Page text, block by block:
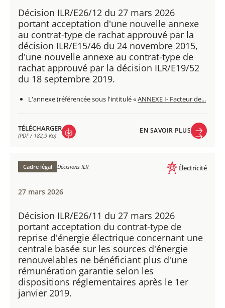
Décision ILR/E26/12 du 27 mars 2026
portant acceptation d'une nouvelle annexe
au contrat-type de rachat approuvé par la
décision ILR/E15/46 du 24 novembre 2015,
d'une nouvelle annexe au contrat-type de
rachat approuvé par la décision ILR/E19/52
du 18 septembre 2019.
L'annexe (référencée sous l'intitulé «ANNEXE I- Facteur de...
TÉLÉCHARGER
(PDF / 182,9 Ko)
(PDF / 182,9 Ko)
EN SAVOIR PLUS
Cadre légal Décisions ILR Électricité
27 mars 2026
Décision ILR/E26/11 du 27 mars 2026
portant acceptation du contrat-type de
reprise d'énergie électrique concernant une
centrale basée sur les sources d'énergie
renouvelables ne bénéficiant plus d'une
rémunération garantie selon les
dispositions réglementaires après le 1er
janvier 2019.